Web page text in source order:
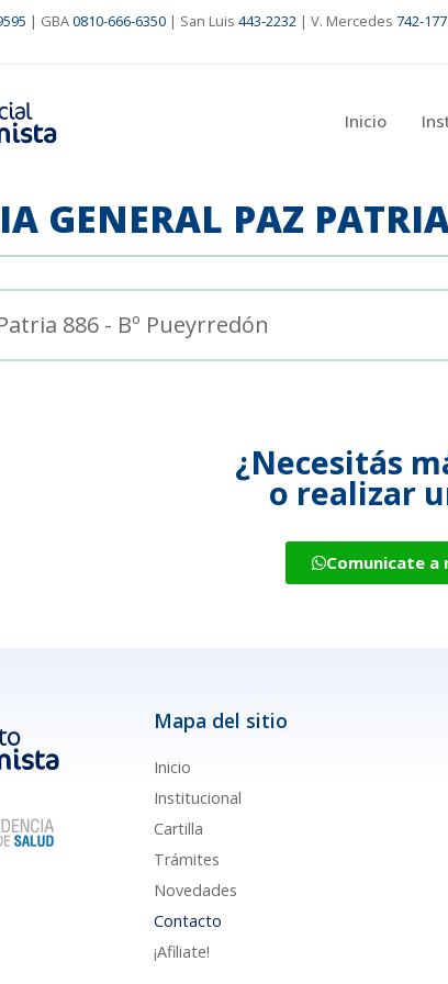
| GBA0810-666-6350 | San Luis 443-2232 | V. Mercedes 742-
Inicio
GENERAL PAZ
886 - Bº Pueyrredón
¿Necesitás
o realizar
Comunicate
Mapa del sitio
Inicio
Institucional
Cartilla
Trámites
Novedades
Contacto
¡Afiliate!